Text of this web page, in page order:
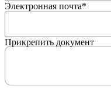
Электронная почта*
Прикрепить документ